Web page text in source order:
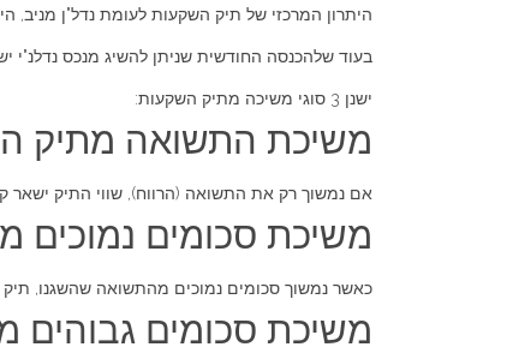
היתרון המרכזי של תיק השקעות לעומת נדל"ן מניב,
בעוד שלהכנסה החודשית שניתן להשיג מנכס נדלנ"י
ישנן 3 סוגי משיכה מתיק השקעות:
משיכת התשואה מתיק
אם נמשוך רק את התשואה (הרווח), שווי התיק ישאר
משיכת סכומים
כאשר נמשוך סכומים נמוכים מהתשואה שהשגנו, תיק
משיכת סכומים